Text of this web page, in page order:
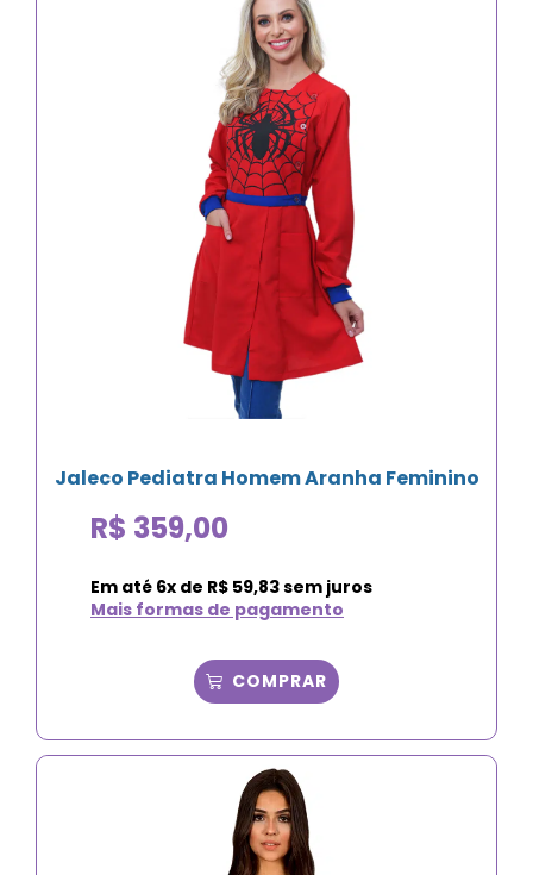
Jaleco Pediatra Homem Aranha Feminino
R$ 359,00
Em até 6x de R$ 59,83sem juros
Mais formas de pagamento
COMPRAR